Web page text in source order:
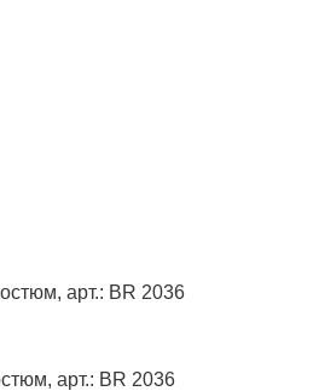
арт.: BR 2036